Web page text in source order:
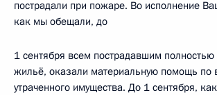
пострадали при пожаре. Во исполнение
как мы обещали, до
1 сентября всем пострадавшим полностью
жильё, оказали материальную помощь по
утраченного имущества. До 1 сентября,